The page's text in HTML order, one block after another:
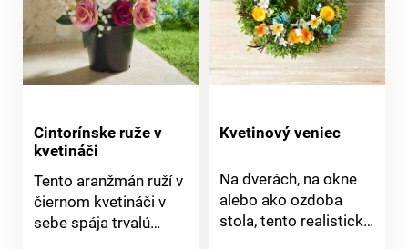
Cintorínske ruže v
kvetináči
Tento aranžmán ruží v
čiernom kvetináči v
sebe spája trvalú
Kvetinový veniec
Na dverách, na okne
alebo ako ozdoba
stola, tento realistický